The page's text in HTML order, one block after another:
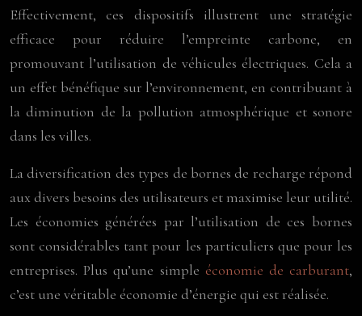
Effectivement, ces dispositifs illustrent une stratégie
efficace pour réduire l’empreinte carbone, en
promouvant l’utilisation de véhicules électriques. Cela a
un effet bénéfique sur l’environnement, en contribuant à
la diminution de la pollution atmosphérique et sonore
dans les villes.
La diversification des types de bornes de recharge répond
aux divers besoins des utilisateurs et maximise leur utilité.
Les économies générées par l’utilisation de ces bornes
sont considérables tant pour les particuliers que pour les
entreprises. Plus qu’une simple économie de carburant,
c’est une véritable économie d’énergie qui est réalisée.